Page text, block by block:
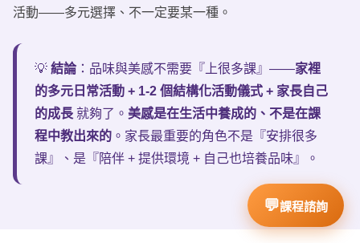
活動——多元選擇、不一定要某一種。
💡 結論：品味與美感不需要『上很多課』——家裡
的多元日常活動 + 1-2 個結構化活動儀式 + 家長自己
的成長 就夠了。 美感是在生活中養成的、不是在課
程中教出來的 。家長最重要的角色不是『安排很多
課』、是『陪伴 + 提供環境 + 自己也培養品味』。